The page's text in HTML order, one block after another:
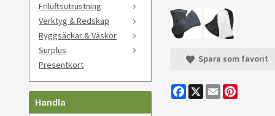
Friluftsutrustning
Verktyg & Redskap
Ryggsäckar & Väskor
Surplus
Presentkort
Handla
Spara som favorit
Facebook
X Email